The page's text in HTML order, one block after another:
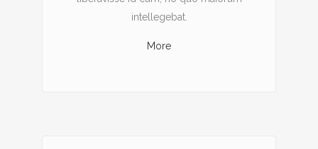
intellegebat.
More